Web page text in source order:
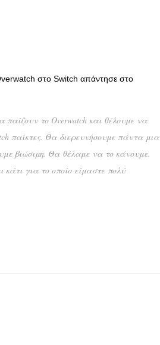
στο Switch απάντησε στο
το Overwatch και θέλουμε να
παίκτες. Θα διερευνήσουμε πάντα μια
βιώσιμη. Θα θέλαμε να το κάνουμε.
για το οποίο είμαστε πολύ